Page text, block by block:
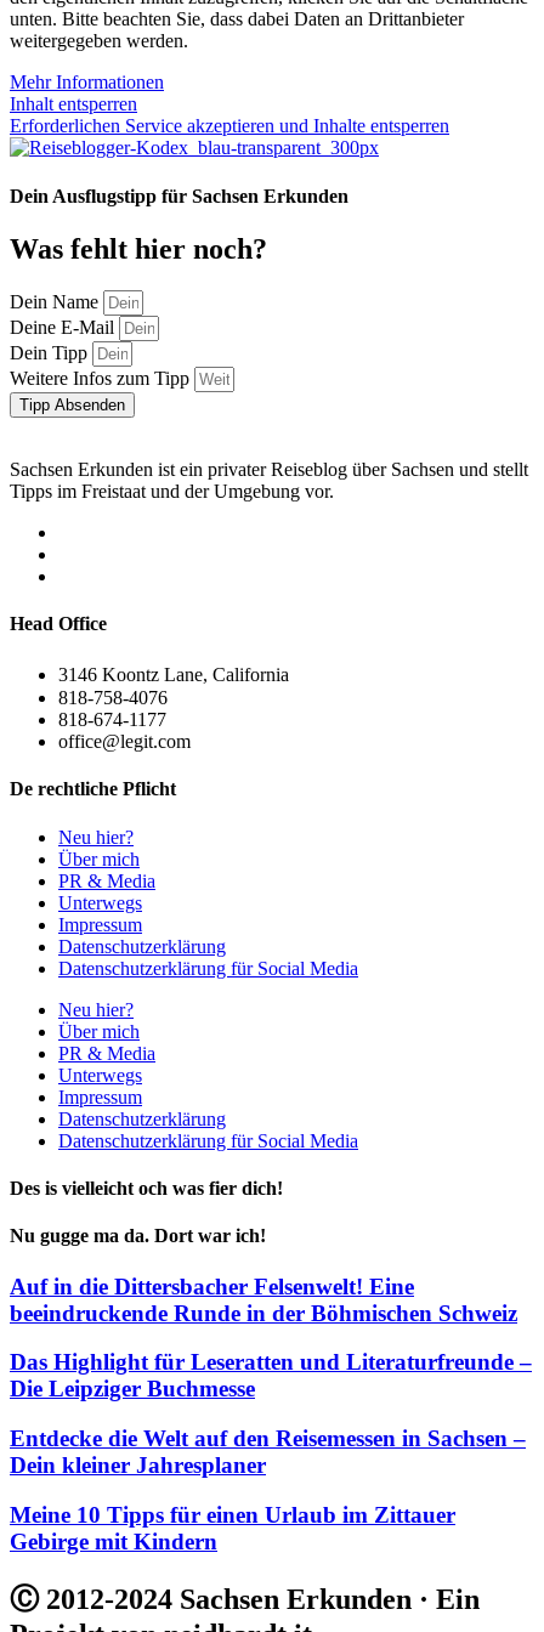
unten. Bitte beachten Sie, dass dabei Daten an Drittanbieter
weitergegeben werden.
Mehr Informationen
Inhalt entsperren
Erforderlichen Service akzeptieren und Inhalte entsperren
Dein Ausflugstipp für Sachsen Erkunden
Was fehlt hier noch?
Dein Name
Deine E-Mail
Dein Tipp
Weitere Infos zum Tipp
Tipp Absenden
Sachsen Erkunden ist ein privater Reiseblog über Sachsen und stellt
Tipps im Freistaat und der Umgebung vor.
Head Office
3146 Koontz Lane, California
818-758-4076
818-674-1177
office@legit.com
De rechtliche Pflicht
Neu hier?
Über mich
PR & Media
Unterwegs
Impressum
Datenschutzerklärung
Datenschutzerklärung für Social Media
Neu hier?
Über mich
PR & Media
Unterwegs
Impressum
Datenschutzerklärung
Datenschutzerklärung für Social Media
Des is vielleicht och was fier dich!
Nu gugge ma da. Dort war ich!
Auf in die Dittersbacher Felsenwelt! Eine
beeindruckende Runde in der Böhmischen Schweiz
Das Highlight für Leseratten und Literaturfreunde –
Die Leipziger Buchmesse
Entdecke die Welt auf den Reisemessen in Sachsen –
Dein kleiner Jahresplaner
Meine 10 Tipps für einen Urlaub im Zittauer
Gebirge mit Kindern
Ⓒ 2012-2024 Sachsen Erkunden · Ein